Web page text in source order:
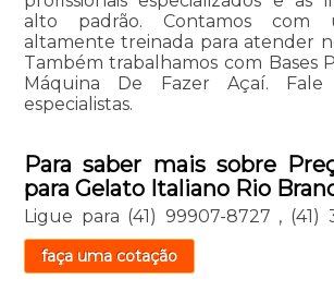
alto padrão. Contamos com
altamente treinada para atender
Também trabalhamos com Bases
Máquina De Fazer Açaí. Fale
especialistas.
Para saber mais sobre
para Gelato Italiano Rio
Ligue para (41) 99907-8727 , (41)
faça uma cotação